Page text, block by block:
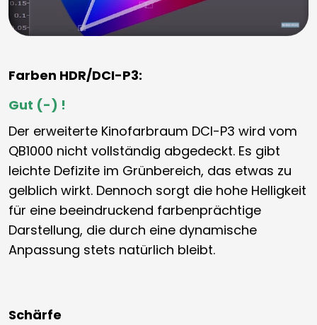
Farben HDR/DCI-P3:
Gut (-) !
Der erweiterte Kinofarbraum DCI-P3 wird vom
QB1000 nicht vollständig abgedeckt. Es gibt
leichte Defizite im Grünbereich, das etwas zu
gelblich wirkt. Dennoch sorgt die hohe Helligkeit
für eine beeindruckend farbenprächtige
Darstellung, die durch eine dynamische
Anpassung stets natürlich bleibt.
Schärfe